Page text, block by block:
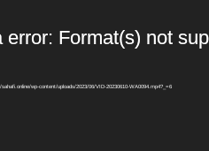
error: Format(s) not
wp-content/uploads/2023/06/VID-20230610-WA0094.mp4?_=6